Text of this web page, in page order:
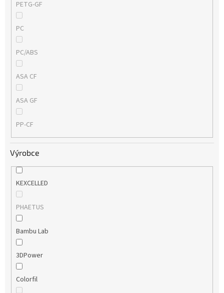
PETG-GF
PC
PC/ABS
ASA CF
ASA GF
PP-CF
Výrobce
KEXCELLED
PHAETUS
Bambu Lab
3DPower
Colorfil